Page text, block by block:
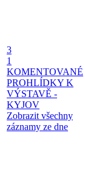
3
1
KOMENTOVANÉ
PROHLÍDKY K
VÝSTAVĚ -
KYJOV
Zobrazit všechny
záznamy ze dne